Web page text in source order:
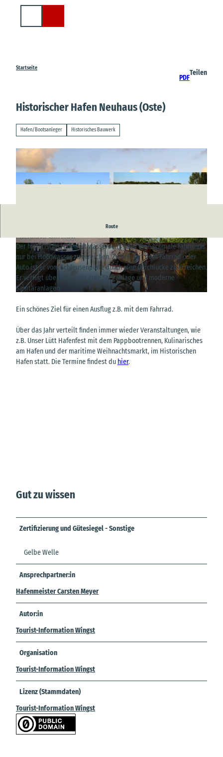
Startseite
PDF
Teilen
Historischer Hafen Neuhaus (Oste)
Hafen/Bootsanleger Historisches Bauwerk
© A. Brüning © Siemens |CC-BY
Route
Der historische Hafen in Neuhaus an der Oste mit seinem
maritimen Charakter
Der historische Hafen ist wasserseits über eine schmale Fahrrinne
nur bei Hochwasser zu erreichen. Zu Fuß, mit dem Fahrrad oder
Auto ist er vom Schleusenplatz durch eine Deichlücke zu erreichen.
Er verfügt über eine sehr gute Steganlage und moderne
Sanitäranlagen.
Ein schönes Ziel für einen Ausflug z.B. mit dem Fahrrad.
Über das Jahr verteilt finden immer wieder Veranstaltungen, wie
z.B. Unser Lütt Hafenfest mit dem Pappbootrennen, Kulinarisches
am Hafen und der maritime Weihnachtsmarkt, im Historischen
Hafen statt. Die Termine findest du hier.
Gut zu wissen
Zertifizierung und Gütesiegel - Sonstige
Gelbe Welle
Ansprechpartner:in
Hafenmeister Carsten Meyer
Autor:in
Tourist-Information Wingst
Organisation
Tourist-Information Wingst
Lizenz (Stammdaten)
Tourist-Information Wingst